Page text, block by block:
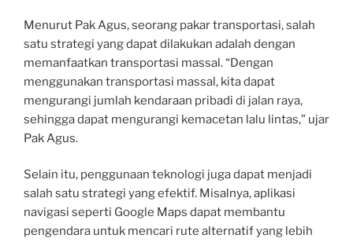
Menurut Pak Agus, seorang pakar transportasi, salah
satu strategi yang dapat dilakukan adalah dengan
memanfaatkan transportasi massal. “Dengan
menggunakan transportasi massal, kita dapat
mengurangi jumlah kendaraan pribadi di jalan raya,
sehingga dapat mengurangi kemacetan lalu lintas,” ujar
Pak Agus.
Selain itu, penggunaan teknologi juga dapat menjadi
salah satu strategi yang efektif. Misalnya, aplikasi
navigasi seperti Google Maps dapat membantu
pengendara untuk mencari rute alternatif yang lebih